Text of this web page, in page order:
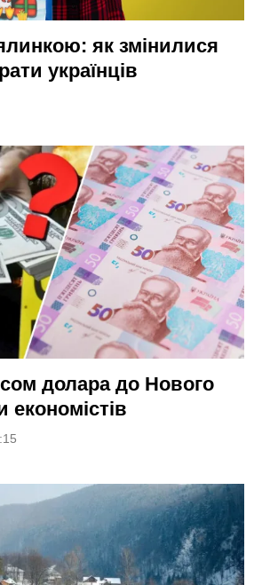
як змінилися
українців
долара до Нового
економістів